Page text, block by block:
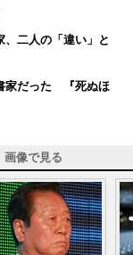
二人の「違い」と
家だった 『死ぬほ
画像で見る